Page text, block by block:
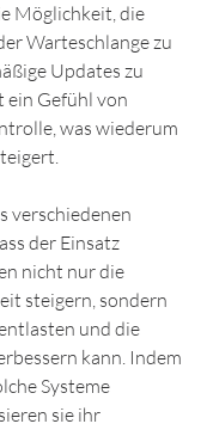
Möglichkeit, die
Warteschlange zu
Updates zu
Gefühl von
was wiederum
verschiedenen
der Einsatz
nicht nur die
steigern, sondern
und die
kann. Indem
Systeme
sie ihr